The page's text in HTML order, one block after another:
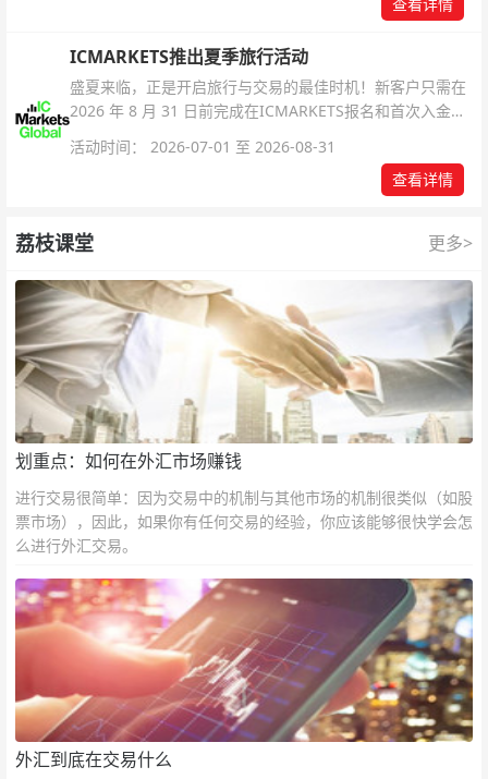
ICMARKETS推出夏季旅行活动
盛夏来临，正是开启旅行与交易的最佳时机！新客户只需在
2026 年 8 月 31 日前完成在ICMARKETS报名和首次入金即
活动时间： 2026-07-01 至 2026-08-31
查看详情
荔枝课堂 更多>
划重点：如何在外汇市场赚钱
进行交易很简单：因为交易中的机制与其他市场的机制很类似（如股
票市场），因此，如果你有任何交易的经验，你应该能够很快学会怎
么进行外汇交易。
外汇到底在交易什么